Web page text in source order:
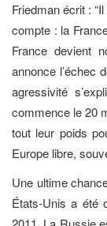
Friedman écrit :
compte : la
France devient
annonce l’échec
agressivité
commence le 20
tout leur poids
Europe libre,
Une ultime
États-Unis a été